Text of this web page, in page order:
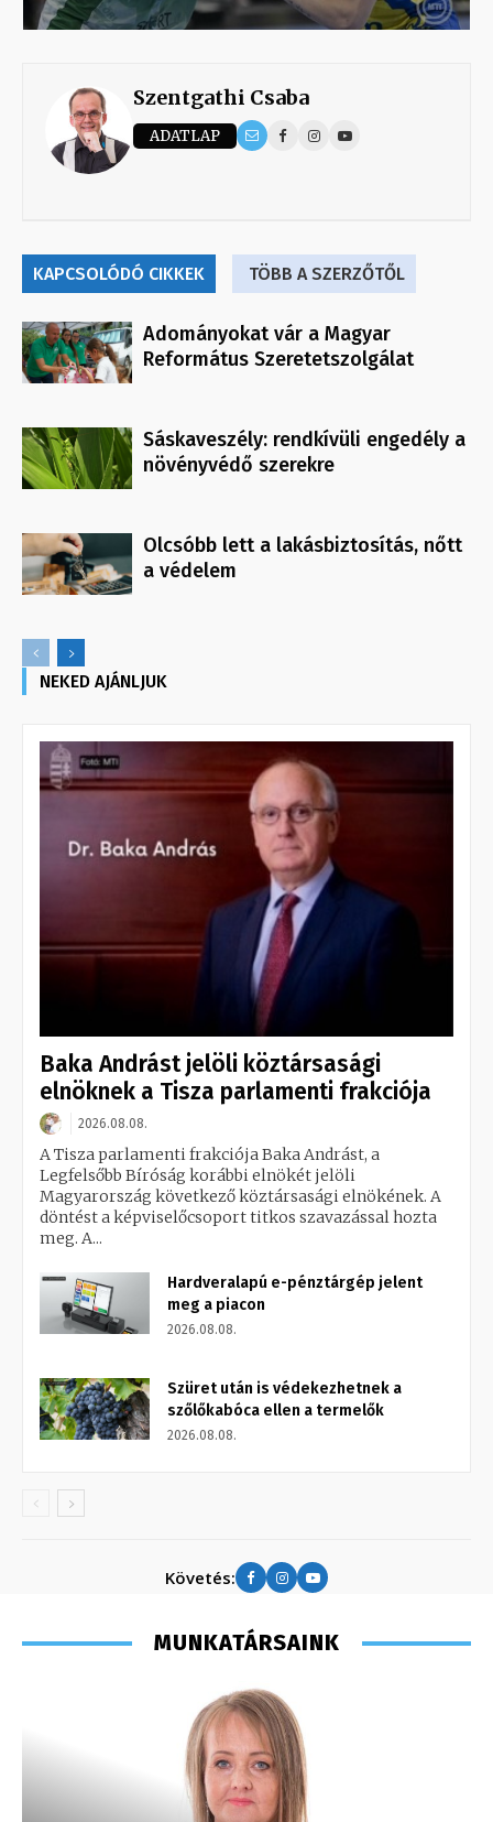
Szentgathi Csaba
ADATLAP
KAPCSOLÓDÓ CIKKEK TÖBB A SZERZŐTŐL
Adományokat vár a Magyar
Református Szeretetszolgálat
Sáskaveszély: rendkívüli engedély a
növényvédő szerekre
Olcsóbb lett a lakásbiztosítás, nőtt
a védelem
NEKED AJÁNLJUK
Baka Andrást jelöli köztársasági
elnöknek a Tisza parlamenti frakciója
2026.08.08.
A Tisza parlamenti frakciója Baka Andrást, a
Legfelsőbb Bíróság korábbi elnökét jelöli
Magyarország következő köztársasági elnökének. A
döntést a képviselőcsoport titkos szavazással hozta
meg. A...
Hardveralapú e-pénztárgép jelent
meg a piacon
2026.08.08.
Szüret után is védekezhetnek a
szőlőkabóca ellen a termelők
2026.08.08.
Követés:
MUNKATÁRSAINK